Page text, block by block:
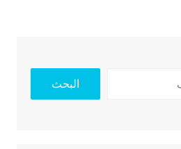
البحث